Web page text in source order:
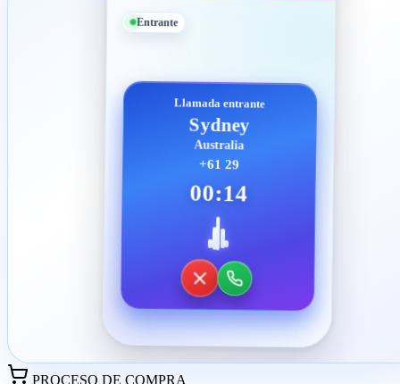
Entrante
Llamada entrante
Sydney
Australia
+61 29
00:14
PROCESO DE COMPRA